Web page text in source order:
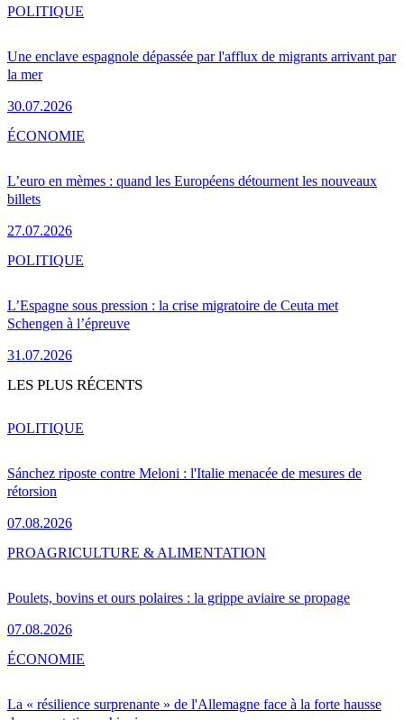
Une enclave espagnole dépassée par l'afflux de migrants arrivant par
la mer
30.07.2026
POLITIQUE
L’euro en mèmes : quand les Européens détournent les nouveaux
billets
27.07.2026
ÉCONOMIE
L’Espagne sous pression : la crise migratoire de Ceuta met
Schengen à l’épreuve
31.07.2026
POLITIQUE
LES PLUS RÉCENTS
Sánchez riposte contre Meloni : l'Italie menacée de mesures de
rétorsion
07.08.2026
POLITIQUE
Poulets, bovins et ours polaires : la grippe aviaire se propage
07.08.2026
PROAGRICULTURE & ALIMENTATION
La « résilience surprenante » de l'Allemagne face à la forte hausse
ÉCONOMIE